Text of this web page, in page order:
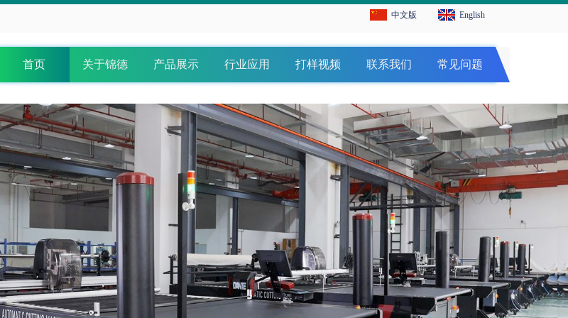
English
中文版
首页 关于锦德 产品展示 行业应用 打样视频 联系我们 常见问题